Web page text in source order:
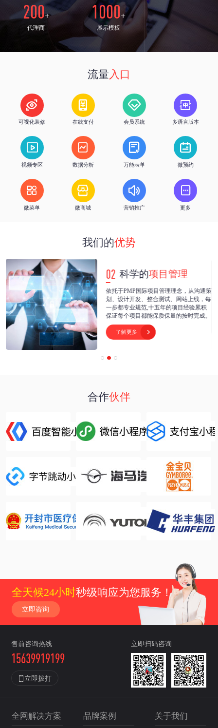
200+
代理商
1000+
展示模板
24h
流量入口

可视化装修

在线支付

会员系统

多语言版本

视频专区

数据分析

万能表单

微预约

微菜单

微商城

营销推广

更多
我们的优势
02 科学的项目管理
依托于PMP国际项目管理理念，从沟通策
划、设计开发、整合测试、网站上线，每
一步都专业规范,十五年的项目经验累积
保证每个项目都能保质保量的按时完成。
了解更多 
合作伙伴
全天候24小时秒级响应为您服务！
立即咨询
售前咨询热线
15639919199
 立即拨打
立即扫码咨询
全网解决方案 品牌案例 关于我们